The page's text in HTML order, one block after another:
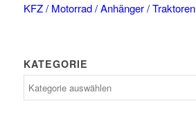
KFZ / Motorrad / Anhänger / Traktoren
KATEGORIE